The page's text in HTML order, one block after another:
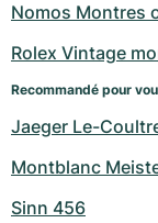
Montres pour
Montres pour
Nomos Montres
Rolex Vintage
Recommandé pour
Jaeger Le-
Montblanc
Sinn 456